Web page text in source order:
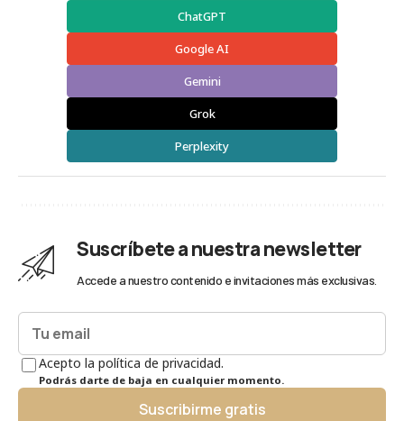
ChatGPT
Google AI
Gemini
Grok
Perplexity
Suscríbete a nuestra newsletter
Accede a nuestro contenido e invitaciones más exclusivas.
Acepto la política de privacidad.
Podrás darte de baja en cualquier momento.
Suscribirme gratis